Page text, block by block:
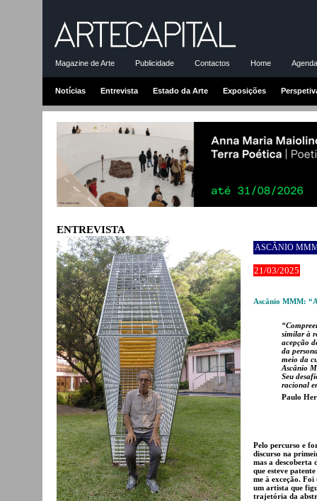
Magazine de Arte Publicidade Contactos Home
Notícias Entrevista Estado da Arte Exposições
ENTREVISTA
ASCÂNIO
21/03/2025
Ascânio MMM:
similar à
acepção
da
meio da
Ascânio
Seu
racional
Paulo
Pelo percurso e
discurso na
mas a descoberta
que esteve
me à exceção.
um artista que
trajetória da